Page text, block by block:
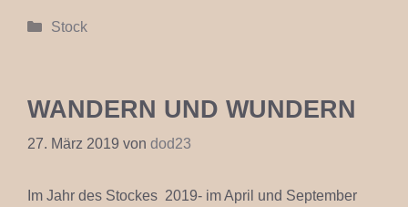
Kategorien
Stock
WANDERN UND WUNDERN
27. März 2019 von dod23
Im Jahr des Stockes 2019- im April und September